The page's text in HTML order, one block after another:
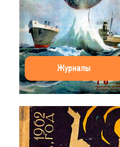
Журналы